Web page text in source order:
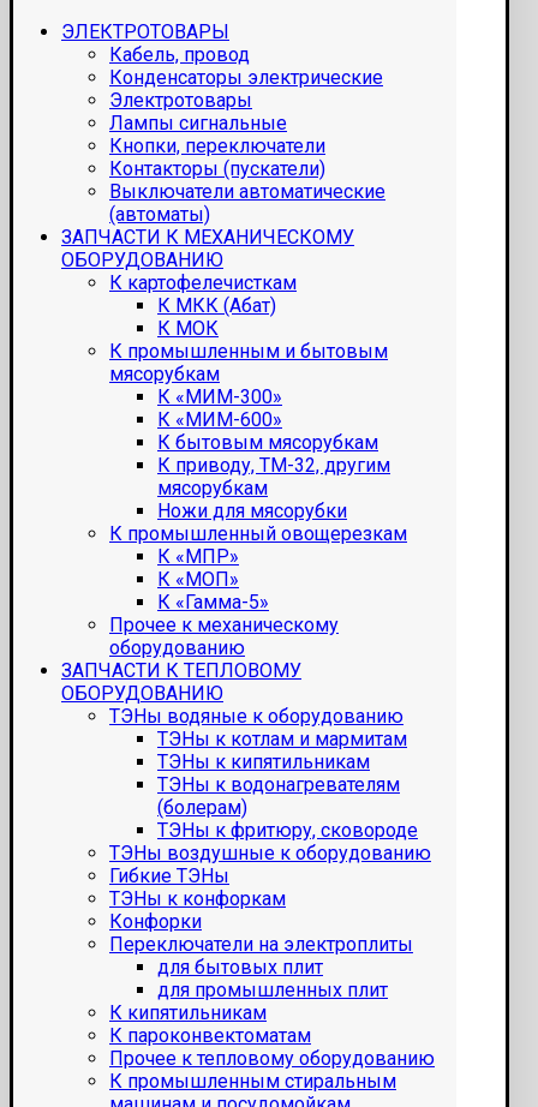
ЭЛЕКТРОТОВАРЫ
Кабель, провод
Конденсаторы электрические
Электротовары
Лампы сигнальные
Кнопки, переключатели
Контакторы (пускатели)
Выключатели автоматические
(автоматы)
ЗАПЧАСТИ К МЕХАНИЧЕСКОМУ
ОБОРУДОВАНИЮ
К картофелечисткам
К МКК (Абат)
К МОК
К промышленным и бытовым
мясорубкам
К «МИМ-300»
К «МИМ-600»
К бытовым мясорубкам
К приводу, ТМ-32, другим
мясорубкам
Ножи для мясорубки
К промышленный овощерезкам
К «МПР»
К «МОП»
К «Гамма-5»
Прочее к механическому
оборудованию
ЗАПЧАСТИ К ТЕПЛОВОМУ
ОБОРУДОВАНИЮ
ТЭНы водяные к оборудованию
ТЭНы к котлам и мармитам
ТЭНы к кипятильникам
ТЭНы к водонагревателям
(болерам)
ТЭНы к фритюру, сковороде
ТЭНы воздушные к оборудованию
Гибкие ТЭНы
ТЭНы к конфоркам
Конфорки
Переключатели на электроплиты
для бытовых плит
для промышленных плит
К кипятильникам
К пароконвектоматам
Прочее к тепловому оборудованию
К промышленным стиральным